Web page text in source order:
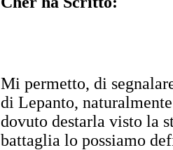
Mi permetto, di
di Lepanto,
dovuto destarla visto la
battaglia lo possiamo